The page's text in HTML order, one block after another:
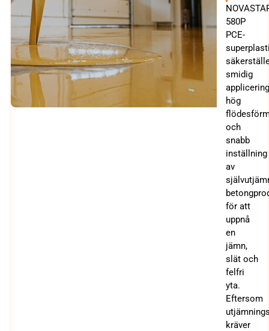
580P
PCE-
smidig
hög
och
snabb
inställning
av
för att
uppnå
en
jämn,
slät och
felfri
yta.
Eftersom
kräver